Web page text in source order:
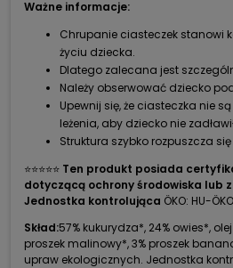
Ważne informacje:
Chrupanie ciasteczek stanowi
życiu dziecka.
Dlatego zalecana jest
Należy obserwować dziecko
Upewnij się, że ciasteczka nie
leżenia, aby dziecko nie
Struktura szybko rozpuszcza
⭐⭐⭐⭐⭐ Ten produkt posiada
dotyczącą ochrony środowiska lub
Jednostka kontrolująca ÖKO: HU-
Skład:57% kukurydza*, 24% owies*,
proszek malinowy*, 3% proszek
upraw ekologicznych. Jednostka